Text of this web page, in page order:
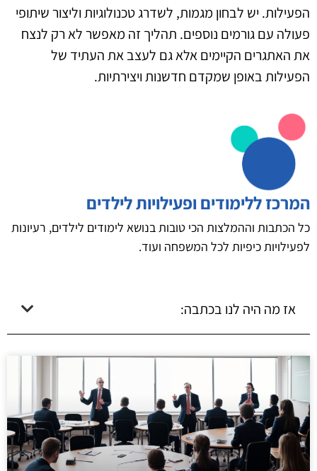
הפעילות. יש לבחון מגמות, לשדרג טכנולוגיות וליצור שיתופי
פעולה עם גורמים נוספים. תהליך זה מאפשר לא רק לנצח
את האתגרים הקיימים אלא גם לעצב את העתיד של
הפעילות באופן שמקדם חדשנות ויצירתיות.
המרכז ללימודים ופעילויות לילדים
כל הכתבות וההמלצות הכי טובות בנושא לימודים לילדים, רעיונות
לפעילויות כיפיות לכל המשפחה ועוד.
אז מה היה לנו בכתבה: